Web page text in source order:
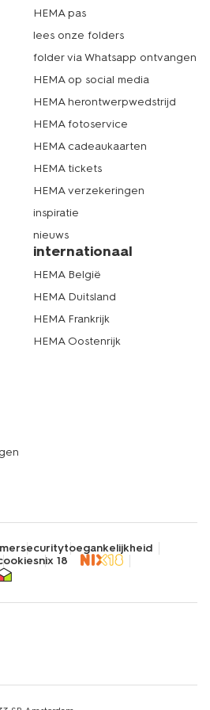
op
over de badstof
Je kunt ze eenvoudig online
dan 500 winkels in Nederland.
winkel bij jou in de buurt. Zo
van deze lakens zelf
naar huis neemt. Of je nu
bij HEMA vind je altijd de
voor een heerlijke
HEMA pas
lees onze folders
folder via Whatsapp ontvangen
HEMA op social media
HEMA herontwerpwedstrijd
HEMA fotoservice
HEMA cadeaukaarten
HEMA tickets
HEMA verzekeringen
inspiratie
nieuws
internationaal
HEMA België
HEMA Duitsland
HEMA Frankrijk
HEMA Oostenrijk
securitytoegankelijkheid
nix 18